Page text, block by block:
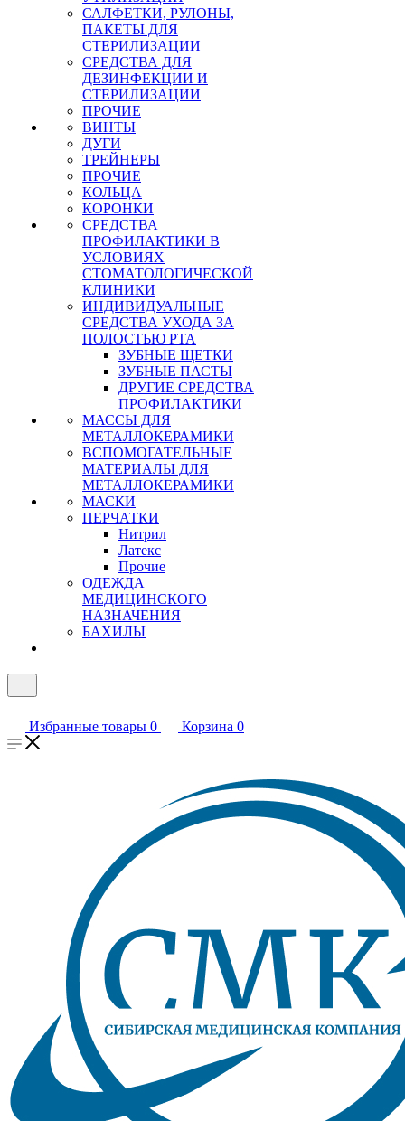
САЛФЕТКИ, РУЛОНЫ,
ПАКЕТЫ ДЛЯ
СТЕРИЛИЗАЦИИ
СРЕДСТВА ДЛЯ
ДЕЗИНФЕКЦИИ И
СТЕРИЛИЗАЦИИ
ПРОЧИЕ
ВИНТЫ
ДУГИ
ТРЕЙНЕРЫ
ПРОЧИЕ
КОЛЬЦА
КОРОНКИ
СРЕДСТВА
ПРОФИЛАКТИКИ В
УСЛОВИЯХ
СТОМАТОЛОГИЧЕСКОЙ
КЛИНИКИ
ИНДИВИДУАЛЬНЫЕ
СРЕДСТВА УХОДА ЗА
ПОЛОСТЬЮ РТА
ЗУБНЫЕ ЩЕТКИ
ЗУБНЫЕ ПАСТЫ
ДРУГИЕ СРЕДСТВА
ПРОФИЛАКТИКИ
МАССЫ ДЛЯ
МЕТАЛЛОКЕРАМИКИ
ВСПОМОГАТЕЛЬНЫЕ
МАТЕРИАЛЫ ДЛЯ
МЕТАЛЛОКЕРАМИКИ
МАСКИ
ПЕРЧАТКИ
Нитрил
Латекс
Прочие
ОДЕЖДА
МЕДИЦИНСКОГО
НАЗНАЧЕНИЯ
БАХИЛЫ
Избранные товары 0 Корзина 0